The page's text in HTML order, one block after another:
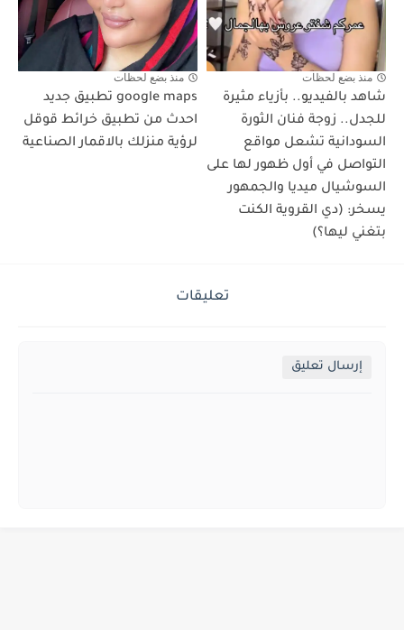
منذ بضع لحظات
شاهد بالفيديو.. بأزياء مثيرة
للجدل.. زوجة فنان الثورة
السودانية تشعل مواقع
التواصل في أول ظهور لها على
السوشيال ميديا والجمهور
يسخر: (دي القروية الكنت
بتغني ليها؟)
منذ بضع لحظات
google maps تطبيق جديد
احدث من تطبيق خرائط قوقل
لرؤية منزلك بالاقمار الصناعية
تعليقات
إرسال تعليق